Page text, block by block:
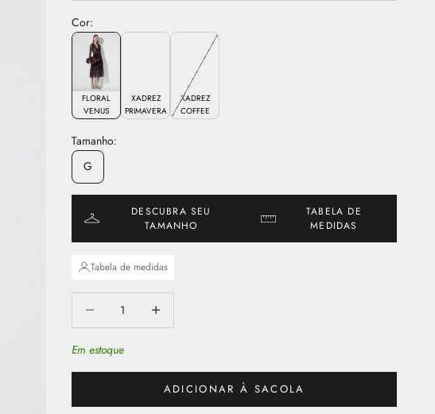
Cor:
FLORAL
VENUS
XADREZ
PRIMAVERA
XADREZ
COFFEE
Tamanho:
G
DESCUBRA SEU
TAMANHO
TABELA DE
MEDIDAS
Tabela de medidas
Em estoque
ADICIONAR À SACOLA